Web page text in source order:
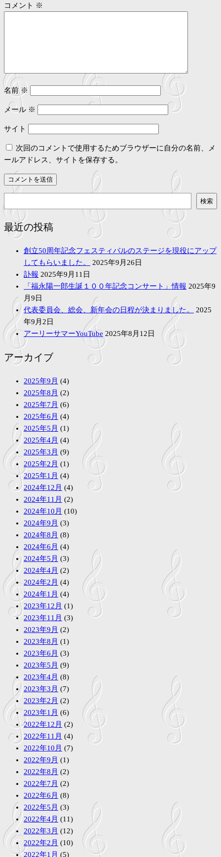
ー
コメント ※
名前 ※
メール ※
サイト
次回のコメントで使用するためブラウザーに自分の名前、メ
ールアドレス、サイトを保存する。
索
検索
最近の投稿
創立50周年記念フェスティバルのステージを現役にアップ
してもらいました。
2025年9月26日
訃報 2025年9月11日
「福永陽一郎生誕１００年記念コンサート」情報 2025年9
月9日
代表委員会、総会、新年会の日程が決まりました。
2025
年9月2日
アーリーサマーYouTube 2025年8月12日
アーカイブ
2025年9月 (4)
2025年8月 (2)
2025年7月 (6)
2025年6月 (4)
2025年5月 (1)
2025年4月 (4)
2025年3月 (9)
2025年2月 (1)
2025年1月 (4)
2024年12月 (4)
2024年11月 (2)
2024年10月 (10)
2024年9月 (3)
2024年8月 (8)
2024年6月 (4)
2024年5月 (3)
2024年4月 (2)
2024年2月 (4)
2024年1月 (4)
2023年12月 (1)
2023年11月 (3)
2023年9月 (2)
2023年8月 (1)
2023年6月 (3)
2023年5月 (9)
2023年4月 (8)
2023年3月 (7)
2023年2月 (2)
2023年1月 (6)
2022年12月 (2)
2022年11月 (4)
2022年10月 (7)
2022年9月 (1)
2022年8月 (2)
2022年7月 (2)
2022年6月 (8)
2022年5月 (3)
2022年4月 (11)
2022年3月 (12)
2022年2月 (10)
2022年1月 (5)